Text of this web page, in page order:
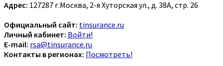
Адрес: 127287 г.Москва, 2-я Хуторская ул., д. 38А, стр. 26
Официальный сайт: tinsurance.ru
Личный кабинет: Войти!
E-mail: rsa@tinsurance.ru
Контакты в регионах: Посмотреть!